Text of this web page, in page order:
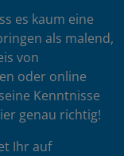
es kaum eine
als malend,
von
oder online
Kenntnisse
genau richtig!
Ihr auf